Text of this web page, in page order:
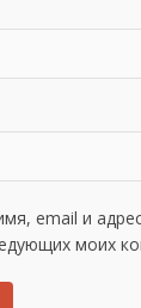
email и
моих